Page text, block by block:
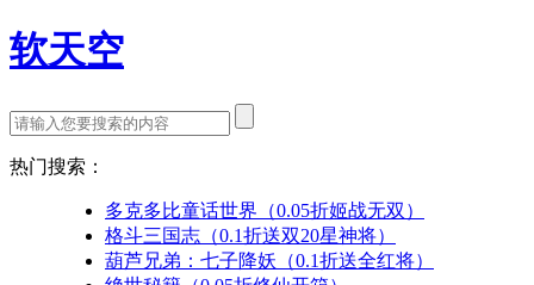
软天空
热门搜索：
多克多比童话世界（0.05折姬战无双）
格斗三国志（0.1折送双20星神将）
葫芦兄弟：七子降妖（0.1折送全红将）